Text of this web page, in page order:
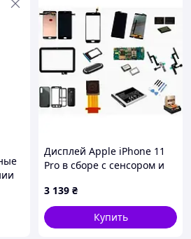
Дисплей Apple iPhone 11
Pro в сборе с сенсором и
переклей) А+
3 139 ₴
Купить